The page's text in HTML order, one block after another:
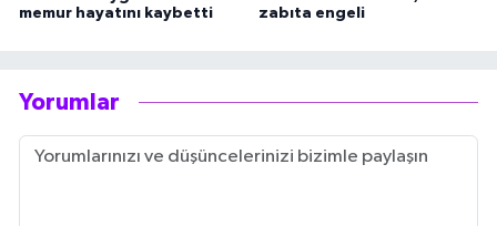
memur hayatını kaybetti
zabıta engeli
Yorumlar